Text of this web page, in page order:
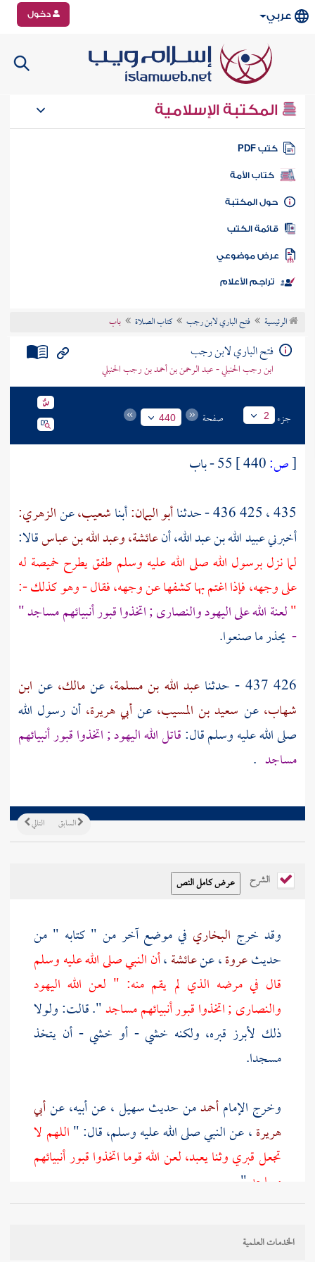
عربي دخول
المكتبة الإسلامية
كتب PDF
كتاب الأمة
المكتبة
الكتب
موضوعي
تراجم الأعلام
الرئيسية فتح الباري لابن رجب كتاب الصلاة باب
فتح الباري لابن رجب
ابن رجب الحنبلي - عبد الرحمن بن أحمد بن رجب الحنبلي
جزء 2 صفحة 440
[ص:
55 - باب
435 ، 425 436 - حدثنا
أبو اليمان:أبناشعيب،عنالزهري:
أخبرني عبيد الله بن عبد الله، أنعائشة،وعبد الله بن عباسقالا:
لما نزل برسول الله صلى الله عليه وسلم طفق يطرح خميصة له
على وجهه، فإذا اغتم بها كشفها عن وجهه، فقال - وهو كذلك -:
"لعنة الله على اليهود والنصارى ; اتخذوا قبور أنبيائهم مساجد "
- يحذر ما صنعوا.
426 437 - حدثنا
عبد الله بن مسلمة،عنمالك،عن ابن
شهاب،عن سعيد بن المسيب، عنأبي هريرة،أن رسول الله
صلى الله عليه وسلم قال:قاتل الله اليهود ; اتخذوا قبور أنبيائهم
مساجد .
التالي السابق
الشرح
وقد خرج البخاري في موضع آخر من " كتابه " من
حديثعروة، عنعائشة،أن النبي صلى الله عليه وسلم
قال في مرضه الذي لم يقم منه: " لعن الله اليهود
والنصارى ; اتخذوا قبور أنبيائهم مساجد". قالت: ولولا
ذلك لأبرز قبره، ولكنه خشي - أو خشي - أن يتخذ
مسجدا.
وخرج الإمامأحمدمن حديثسهيل، عن أبيه، عنأبي
هريرة، عن النبي صلى الله عليه وسلم، قال: "اللهم لا
تجعل قبري وثنا يعبد، لعن الله قوما اتخذوا قبور أنبيائهم
مساجد ".
وروى مالك
بن يسار
الخدمات العلمية